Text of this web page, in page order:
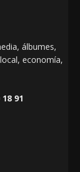
álbumes,
economía,
18 91